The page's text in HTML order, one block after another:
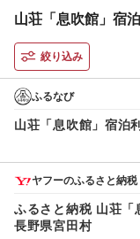
山荘「息吹館」宿
絞り込み
ふるなび
山荘「息吹館」宿泊
ヤフーのふるさと納税
ふるさと納税 山荘
長野県宮田村